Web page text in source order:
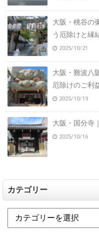
大阪・桃谷の
う厄除けと縁
2025/10/21
大阪・難波八
厄除けのご利
2025/10/19
大阪・国分寺
2025/10/16
カテゴリー